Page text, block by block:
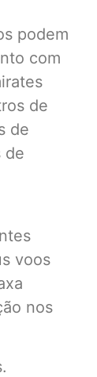
podem
com
de
de
de
voos
nos